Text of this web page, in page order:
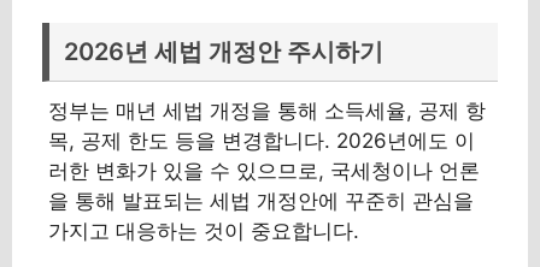
2026년 세법 개정안 주시하기
정부는 매년 세법 개정을 통해 소득세율, 공제 항
목, 공제 한도 등을 변경합니다. 2026년에도 이
러한 변화가 있을 수 있으므로, 국세청이나 언론
을 통해 발표되는 세법 개정안에 꾸준히 관심을
가지고 대응하는 것이 중요합니다.